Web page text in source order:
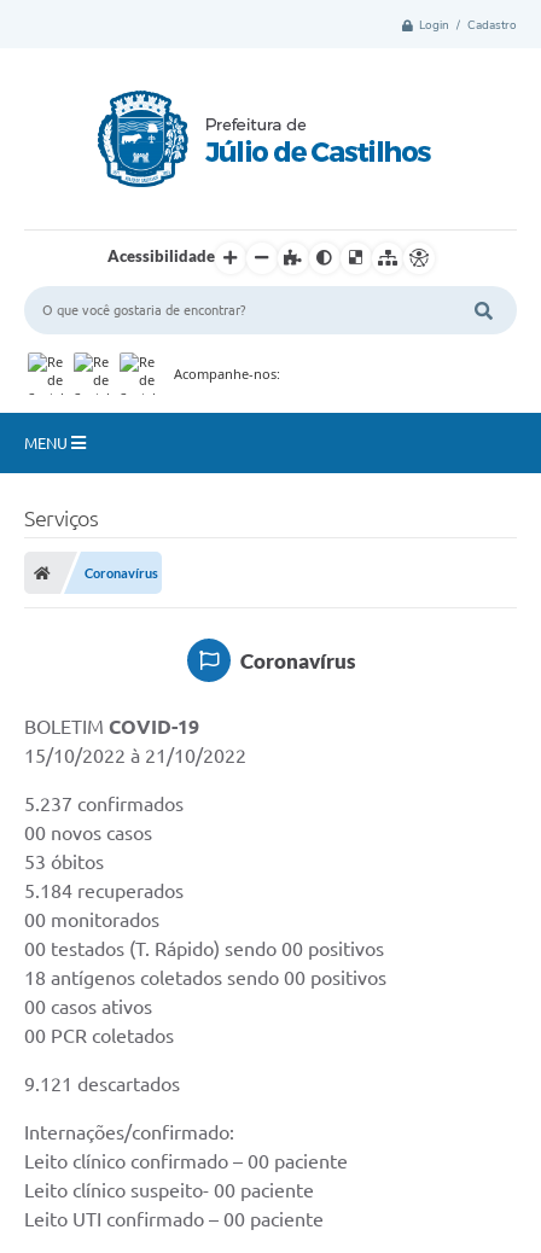
Login / Cadastro
Acessibilidade
Acompanhe-nos:
MENU
Ouvidoria
PLANO ANUAL DE CONTRATAÇÕES (PAC)
TCE/RS
Prestação de Contas
Serviços e Informações Online
Certidão Negativa
Alvará
Serviços
Coronavírus
Coronavírus
BOLETIM COVID-19
15/10/2022 à 21/10/2022
5.237 confirmados
00 novos casos
53 óbitos
5.184 recuperados
00 monitorados
00 testados (T. Rápido) sendo 00 positivos
18 antígenos coletados sendo 00 positivos
00 casos ativos
00 PCR coletados
9.121 descartados
Internações/confirmado:
Leito clínico confirmado – 00 paciente
Leito clínico suspeito- 00 paciente
Leito UTI confirmado – 00 paciente